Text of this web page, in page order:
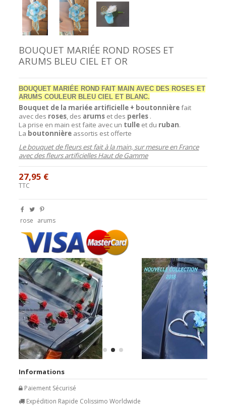
BOUQUET MARIÉE ROND ROSES ET
ARUMS BLEU CIEL ET OR
BOUQUET MARIÉE ROND FAIT MAIN AVEC DES ROSES ET
ARUMS COULEUR BLEU CIEL ET BLANC.
Bouquet de la mariée artificielle + boutonnièrefait
avec des roses, des arums et des perles .
La prise en main est faite avec un tulle et du ruban.
La boutonnière assortis est offerte
Le bouquet de fleurs est fait à la main, sur mesure en France
avec des fleurs artificielles Haut de Gamme
27,95 €
TTC
rose arums
Informations
Paiement Sécurisé
Expédition Rapide Colissimo Worldwide